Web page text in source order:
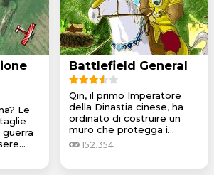
Le
Battlefield General
Qin, il primo Imperatore
della Dinastia cinese, ha
ordinato di costruire un
muro che protegga i...
152.354